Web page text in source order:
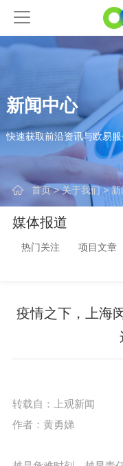
新闻中心
快速获取前沿资讯与欧易
首页>关于我们>新
媒体报道
热门关注 项目文章
疫情之下，上海
转载自：上观新闻
作者：黄勇娣